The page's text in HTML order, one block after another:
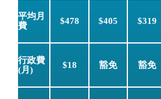
平均月
費
$478 $405 $319
行政費
(月)
$18 豁免 豁免